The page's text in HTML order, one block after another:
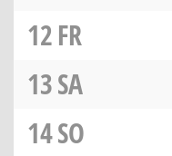
12FR
13SA
14SO